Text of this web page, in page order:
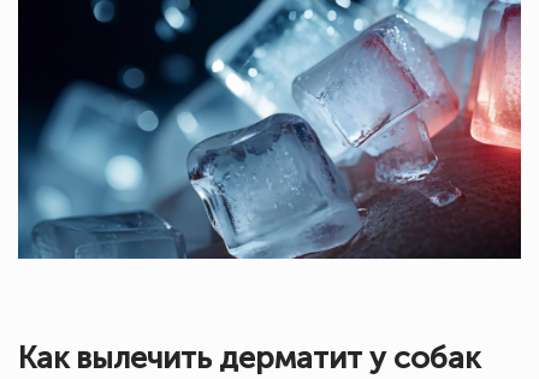
Как вылечить дерматит у собак